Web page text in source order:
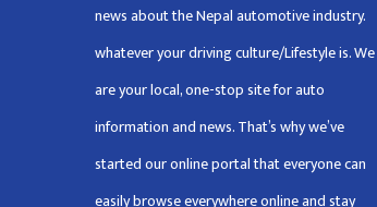
news about the Nepal automotive industry.
whatever your driving culture/Lifestyle is. We
are your local, one-stop site for auto
information and news. That’s why we’ve
started our online portal that everyone can
easily browse everywhere online and stay